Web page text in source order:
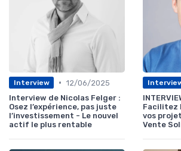
Interview • 12/06/2025
Interview de Nicolas Felger :
Osez l’expérience, pas juste
l’investissement - Le nouvel
actif le plus rentable
Facilitez
vos
Vente